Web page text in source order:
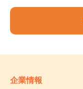
企業情報